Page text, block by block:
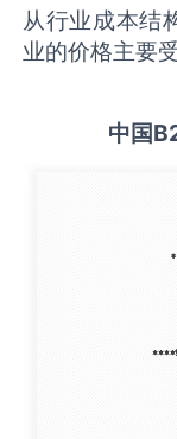
从行业成本结
业的价格主要
中国